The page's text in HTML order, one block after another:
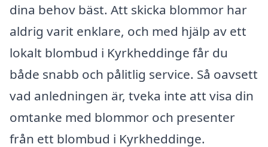
dina behov bäst. Att skicka blommor har
aldrig varit enklare, och med hjälp av ett
lokalt blombud i Kyrkheddinge får du
både snabb och pålitlig service. Så oavsett
vad anledningen är, tveka inte att visa din
omtanke med blommor och presenter
från ett blombud i Kyrkheddinge.